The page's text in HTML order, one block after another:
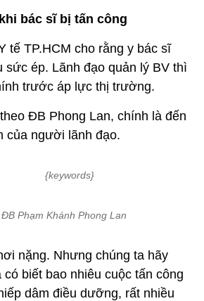
bác sĩ bị tấn công
tế TP.HCM cho rằng y bác sĩ
sức ép. Lãnh đạo quản lý BV thì
trước áp lực thị trường.
ĐB Phong Lan, chính là đến
của người lãnh đạo.
ĐB Phạm Khánh Phong Lan
nặng. Nhưng chúng ta hãy
biết bao nhiêu cuộc tấn công
dâm điều dưỡng, rất nhiều